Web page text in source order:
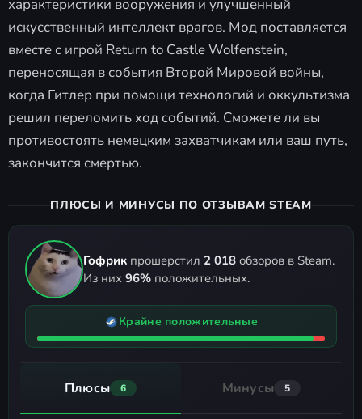
характеристики вооружения и улучшенный
искусственный интеллект врагов. Мод поставляется
вместе с игрой Return to Castle Wolfenstein,
переносящая в события Второй Мировой войны,
когда Гитлер при помощи технологий и оккультизма
решил переломить ход событий. Сможете ли вы
противостоять немецким захватчикам или ваш путь,
закончится смертью.
ПЛЮСЫ И МИНУСЫ ПО ОТЗЫВАМ STEAM
Гофрик прошерстил 2 018 обзоров в Steam.
Из них 96% положительных.
Крайне положительные
Плюсы 6 Минусы 5